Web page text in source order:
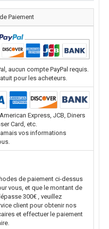
Paiement
aucun compte PayPal requis.
pour les acheteurs.
Express, JCB, Diners
Card, etc.
vos informations
de paiement ci-dessus
vous, et que le montant de
300€ , veuillez
client pour obtenir nos
et effectuer le paiement